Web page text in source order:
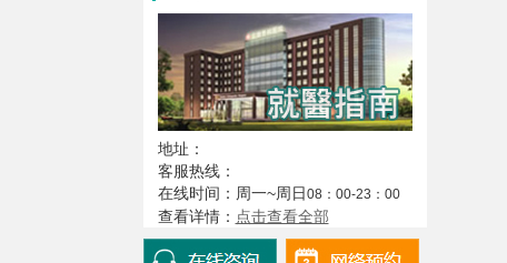
地址：
客服热线：
在线时间：周一~周日08：00-23：00
查看详情： 点击查看全部